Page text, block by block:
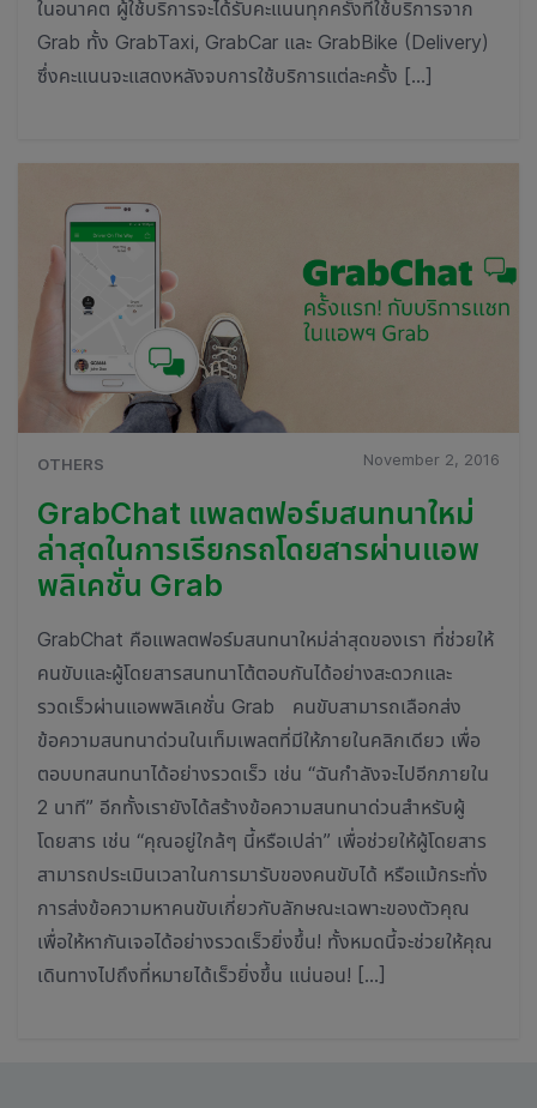
ในอนาคต ผู้ใช้บริการจะได้รับคะแนนทุกครั้งที่ใช้บริการจาก
Grab ทั้ง GrabTaxi, GrabCar และ GrabBike (Delivery)
ซึ่งคะแนนจะแสดงหลังจบการใช้บริการแต่ละครั้ง […]
OTHERS November 2, 2016
GrabChat แพลตฟอร์มสนทนาใหม่
ล่าสุดในการเรียกรถโดยสารผ่านแอพ
พลิเคชั่น Grab
GrabChat คือแพลตฟอร์มสนทนาใหม่ล่าสุดของเรา ที่ช่วยให้
คนขับและผู้โดยสารสนทนาโต้ตอบกันได้อย่างสะดวกและ
รวดเร็วผ่านแอพพลิเคชั่น Grab คนขับสามารถเลือกส่ง
ข้อความสนทนาด่วนในเท็มเพลตที่มีให้ภายในคลิกเดียว เพื่อ
ตอบบทสนทนาได้อย่างรวดเร็ว เช่น “ฉันกำลังจะไปอีกภายใน
2 นาที” อีกทั้งเรายังได้สร้างข้อความสนทนาด่วนสำหรับผู้
โดยสาร เช่น “คุณอยู่ใกล้ๆ นี้หรือเปล่า” เพื่อช่วยให้ผู้โดยสาร
สามารถประเมินเวลาในการมารับของคนขับได้ หรือแม้กระทั่ง
การส่งข้อความหาคนขับเกี่ยวกับลักษณะเฉพาะของตัวคุณ
เพื่อให้หากันเจอได้อย่างรวดเร็วยิ่งขึ้น! ทั้งหมดนี้จะช่วยให้คุณ
เดินทางไปถึงที่หมายได้เร็วยิ่งขึ้น แน่นอน! […]